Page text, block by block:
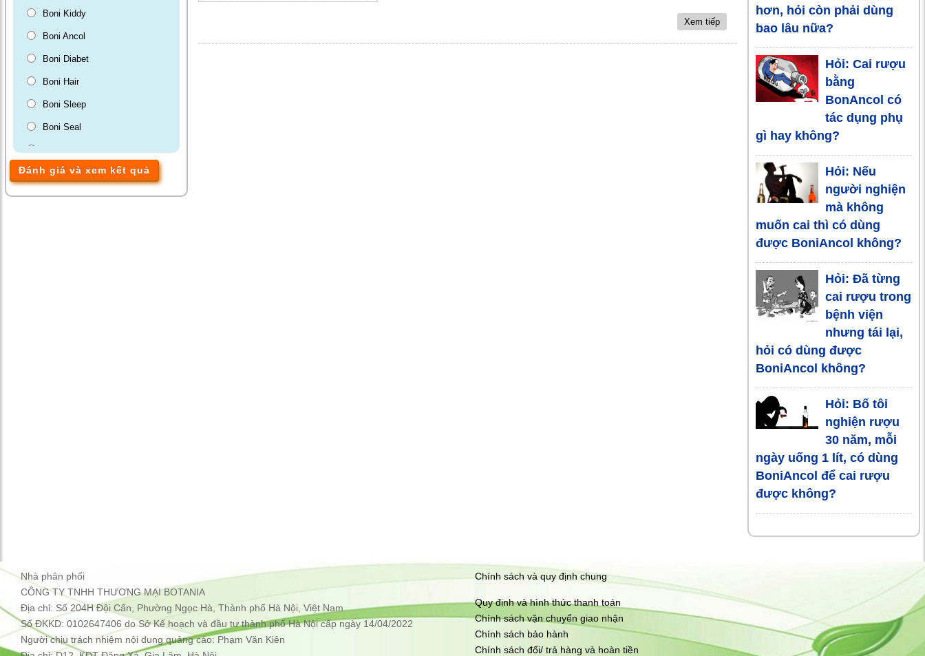
Boni Kiddy
Boni Ancol
Boni Diabet
Boni Hair
Boni Sleep
Boni Seal
Màng phim tránh thai VCF
BoniBaio
Đánh giá và xem kết quả
Xem tiếp
Uống rượu
phiện - lợi bất
cập hại
Những đồ
uống dễ làm
giúp chồng
giải rượu nhanh
Mẹo hay uống
rượu bia
không say
Sai lầm khi
nghĩ uống
rượu giúp
tăng khả năng tình dục
4 điều cấm kỵ
sau khi uống
rượu bia
Uống rượu bia
bao nhiêu là
an toàn với
sức khỏe ?
Tác hại khôn
lường của
rượu với lá
hơn, hỏi còn phải dùng
bao lâu nữa?
Hỏi: Cai rượu
bằng
BonAncol có
tác dụng phụ
gì hay không?
Hỏi: Nếu
người nghiện
mà không
muốn cai thì có dùng
được BoniAncol không?
Hỏi: Đã từng
cai rượu trong
bệnh viện
nhưng tái lại,
hỏi có dùng được
BoniAncol không?
Hỏi: Bố tôi
nghiện rượu
30 năm, mỗi
ngày uống 1 lít, có dùng
BoniAncol để cai rượu
được không?
Nhà phân phối
CÔNG TY TNHH THƯƠNG MẠI BOTANIA
Địa chỉ: Số 204H Đội Cấn, Phường Ngọc Hà, Thành phố Hà Nội, Việt Nam
Số ĐKKD: 0102647406 do Sở Kế hoạch và đầu tư thành phố Hà Nội cấp ngày 14/04/2022
Người chịu trách nhiệm nội dung quảng cáo: Phạm Văn Kiên
Chính sách và quy định chung
Quy định và hình thức thanh toán
Chính sách vận chuyển giao nhận
Chính sách bảo hành
Chính sách đổi/ trả hàng và hoàn tiền